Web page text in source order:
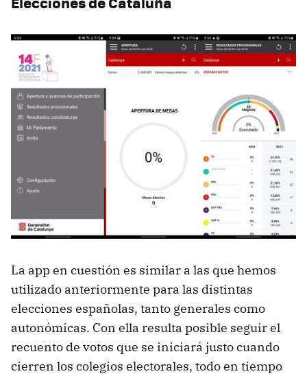
La app en cuestión es similar a las que hemos
utilizado anteriormente para las distintas
elecciones españolas, tanto generales como
autonómicas. Con ella resulta posible seguir el
recuento de votos que se iniciará justo cuando
cierren los colegios electorales, todo en tiempo